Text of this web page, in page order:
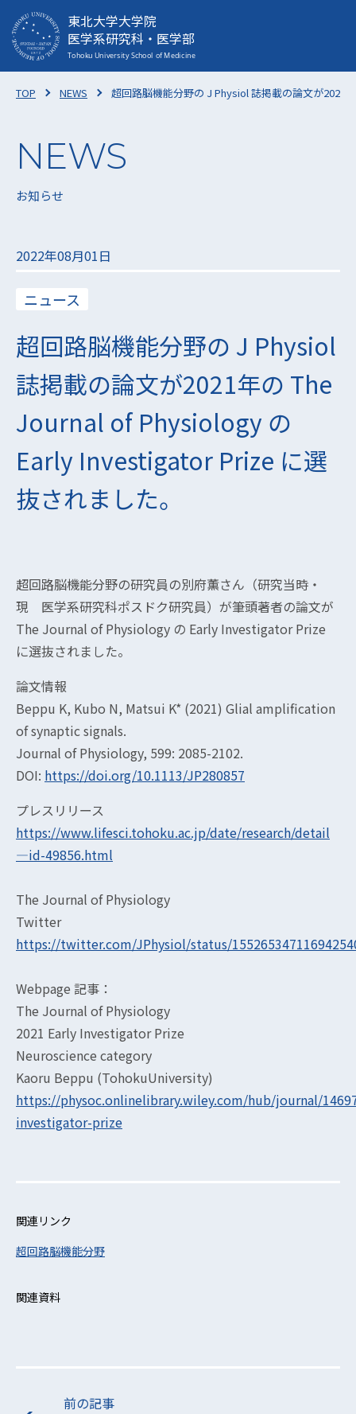
東北大学大学院
医学系研究科・医学部
TOP NEWS 超回路脳機能分野の J Physiol 誌掲載の論文が
お知らせ
2022年08月01日
ニュース
超回路脳機能分野の J Physiol
誌掲載の論文が2021年の The
Journal of Physiology の
Early Investigator Prize に選
抜されました。
超回路脳機能分野の研究員の別府薫さん（研究当時・
現 医学系研究科ポスドク研究員）が筆頭著者の論文が
The Journal of Physiology の Early Investigator Prize
に選抜されました。
論文情報
Beppu K, Kubo N, Matsui K* (2021) Glial amplification
of synaptic signals.
Journal of Physiology, 599: 2085-2102.
DOI: https://doi.org/10.1113/JP280857
プレスリリース
https://www.lifesci.tohoku.ac.jp/date/research/detail
—id-49856.html
The Journal of Physiology
Twitter
https://twitter.com/JPhysiol/status/
Webpage 記事：
The Journal of Physiology
2021 Early Investigator Prize
Neuroscience category
Kaoru Beppu (TohokuUniversity)
https://physoc.onlinelibrary.wiley.com/hub/journal/
investigator-prize
関連リンク
超回路脳機能分野
関連資料
前の記事